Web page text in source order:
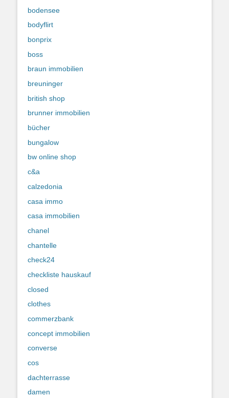
bodensee
bodyflirt
bonprix
boss
braun immobilien
breuninger
british shop
brunner immobilien
bücher
bungalow
bw online shop
c&a
calzedonia
casa immo
casa immobilien
chanel
chantelle
check24
checkliste hauskauf
closed
clothes
commerzbank
concept immobilien
converse
cos
dachterrasse
damen